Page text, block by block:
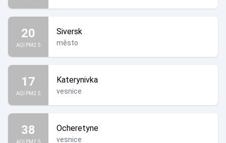
20
AQI PM2.5
Siversk
město
17
AQI PM2.5
Katerynivka
vesnice
38
AQI PM2.5
Ocheretyne
vesnice